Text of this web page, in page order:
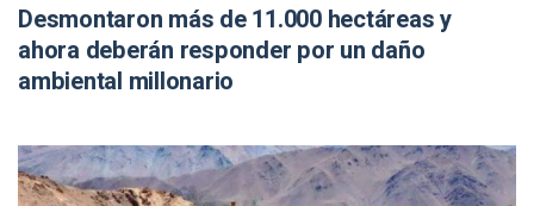
Desmontaron más de 11.000 hectáreas y
ahora deberán responder por un daño
ambiental millonario